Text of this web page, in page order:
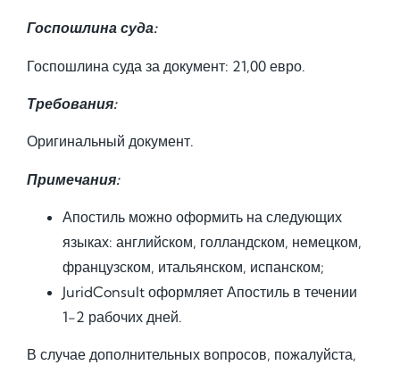
Госпошлина суда:
Госпошлина суда за документ: 21,00 евро.
Требования:
Оригинальный документ.
Примечания:
Апостиль можно оформить на следующих
языках: английском, голландском, немецком,
французском, итальянском, испанском;
JuridConsult оформляет Апостиль в течении
1-2 рабочих дней.
В случае дополнительных вопросов, пожалуйста,